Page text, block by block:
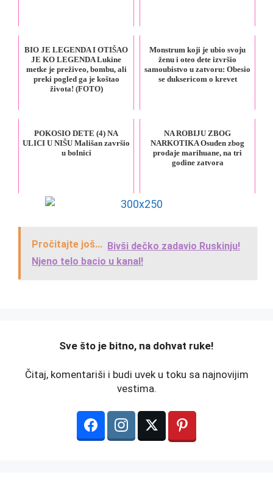
BIO JE LEGENDA I OTIŠAO
JE KO LEGENDA Lukine
metke je preživeo, bombu, ali
preki pogled ga je koštao
života! (FOTO)
Monstrum koji je ubio svoju
ženu i oteo dete izvršio
samoubistvo u zatvoru: Obesio
se duksericom o krevet
POKOSIO DETE (4) NA
ULICI U NIŠU Mališan završio
u bolnici
NA ROBIJU ZBOG
NARKOTIKA Osuđen zbog
prodaje marihuane, na tri
godine zatvora
Pročitajte još... Bivši dečko zadavio Ruskinju!
Njeno telo bacio u kanal!
️Sve što je bitno, na dohvat ruke!
Čitaj, komentariši i budi uvek u toku sa najnovijim
vestima.